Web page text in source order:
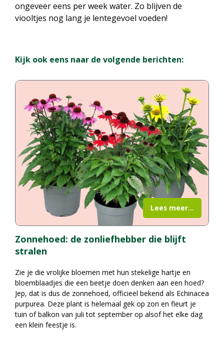
ongeveer eens per week water. Zo blijven de
viooltjes nog lang je lentegevoel voeden!
Kijk ook eens naar de volgende berichten:
Zonnehoed: de zonliefhebber die blijft
stralen
Zie je die vrolijke bloemen met hun stekelige hartje en
bloemblaadjes die een beetje doen denken aan een hoed?
Jep, dat is dus de zonnehoed, officieel bekend als Echinacea
purpurea. Deze plant is helemaal gek op zon en fleurt je
tuin of balkon van juli tot september op alsof het elke dag
een klein feestje is.
Lees meer...